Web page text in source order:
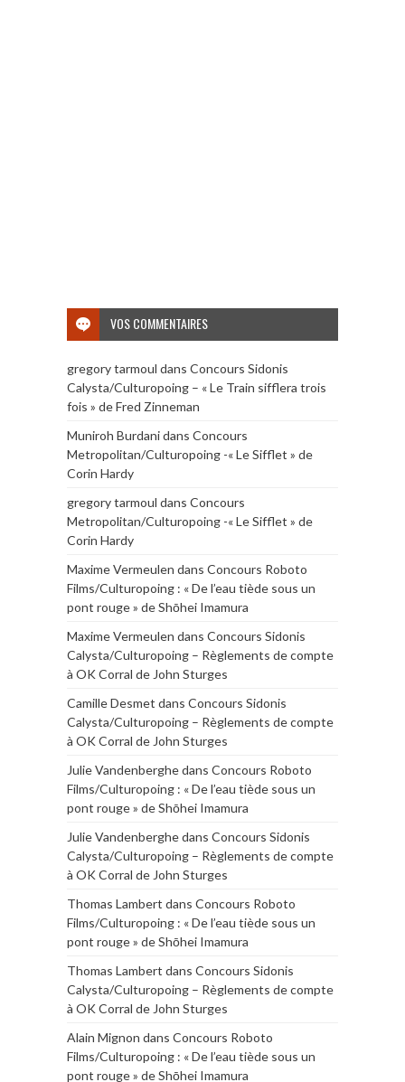
VOS COMMENTAIRES
gregory tarmoul dans Concours Sidonis
Calysta/Culturopoing – « Le Train sifflera trois
fois » de Fred Zinneman
Muniroh Burdanidans Concours
Metropolitan/Culturopoing -« Le Sifflet » de
Corin Hardy
gregory tarmoul dans Concours
Metropolitan/Culturopoing -« Le Sifflet » de
Corin Hardy
Maxime Vermeulen dans Concours Roboto
Films/Culturopoing : « De l’eau tiède sous un
pont rouge » de Shōhei Imamura
Maxime Vermeulen dans Concours Sidonis
Calysta/Culturopoing – Règlements de compte
à OK Corral de John Sturges
Camille Desmet dans Concours Sidonis
Calysta/Culturopoing – Règlements de compte
à OK Corral de John Sturges
Julie Vandenberghedans Concours Roboto
Films/Culturopoing : « De l’eau tiède sous un
pont rouge » de Shōhei Imamura
Julie Vandenberghedans Concours Sidonis
Calysta/Culturopoing – Règlements de compte
à OK Corral de John Sturges
Thomas Lambert dans Concours Roboto
Films/Culturopoing : « De l’eau tiède sous un
pont rouge » de Shōhei Imamura
Thomas Lambert dans Concours Sidonis
Calysta/Culturopoing – Règlements de compte
à OK Corral de John Sturges
Alain Mignon dans Concours Roboto
Films/Culturopoing : « De l’eau tiède sous un
pont rouge » de Shōhei Imamura